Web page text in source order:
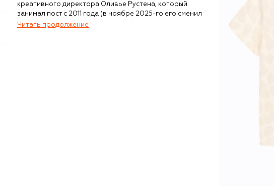
креативного директора Оливье Рустена, который
занимал пост с 2011 года (в ноябре 2025-го его сменил
Антонин Трон), предшествовали больше 60 лет
Читать продолжение